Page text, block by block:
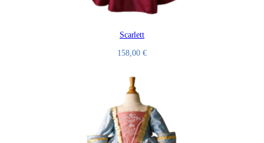
Scarlett
158,00 €